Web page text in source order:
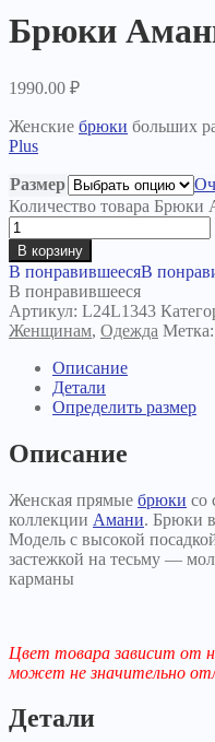
Брюки
1990.00 ₽
Женские брюки больших
Plus
Размер
Количество товара Брюки
В корзину
В понравившеесяВ
В понравившееся
Артикул: L24L1343
Женщинам, Одежда Метка:
Описание
Детали
Определить размер
Описание
Женская прямые брюки со
коллекции Амани. Брюки
Модель с высокой
застежкой на тесьму —
карманы
Цвет товара зависит от
может не значительно
Детали